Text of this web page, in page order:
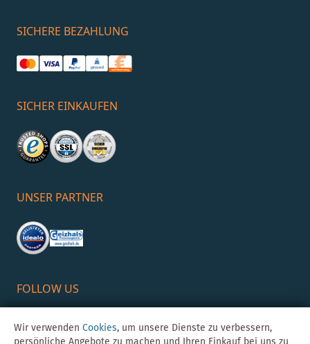
SICHERE BEZAHLUNG
SICHER EINKAUFEN
UNSER PARTNER
FOLLOW US
Wir verwenden Cookies, um unsere Dienste zu verbessern,